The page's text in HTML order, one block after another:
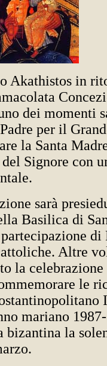
Akathistos in
dei momenti
per il
la Santa
Signore con
sarà
Basilica di
di
Altre
la
le
mariano
bizantina la